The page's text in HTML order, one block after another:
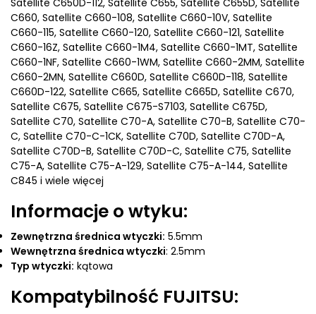
Satellite C650D-112, Satellite C655, Satellite C655D, Satellite
C660, Satellite C660-108, Satellite C660-10V, Satellite
C660-115, Satellite C660-120, Satellite C660-121, Satellite
C660-16Z, Satellite C660-1M4, Satellite C660-1MT, Satellite
C660-1NF, Satellite C660-1WM, Satellite C660-2MM, Satellite
C660-2MN, Satellite C660D, Satellite C660D-118, Satellite
C660D-122, Satellite C665, Satellite C665D, Satellite C670,
Satellite C675, Satellite C675-S7103, Satellite C675D,
Satellite C70, Satellite C70-A, Satellite C70-B, Satellite C70-
C, Satellite C70-C-1CK, Satellite C70D, Satellite C70D-A,
Satellite C70D-B, Satellite C70D-C, Satellite C75, Satellite
C75-A, Satellite C75-A-129, Satellite C75-A-144, Satellite
C845 i wiele więcej
Informacje o wtyku:
Zewnętrzna średnica wtyczki: 5.5mm
Wewnętrzna średnica wtyczki: 2.5mm
Typ wtyczki: kątowa
Kompatybilność FUJITSU: